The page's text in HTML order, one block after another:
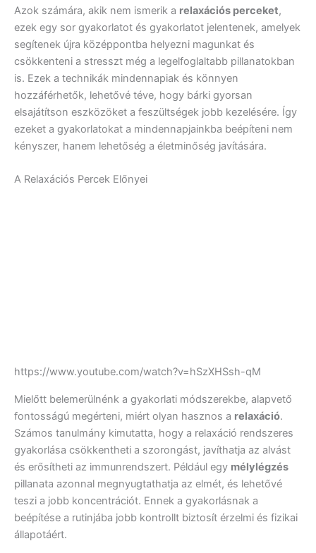
Azok számára, akik nem ismerik a relaxációs perceket,
ezek egy sor gyakorlatot és gyakorlatot jelentenek, amelyek
segítenek újra középpontba helyezni magunkat és
csökkenteni a stresszt még a legelfoglaltabb pillanatokban
is. Ezek a technikák mindennapiak és könnyen
hozzáférhetők, lehetővé téve, hogy bárki gyorsan
elsajátítson eszközöket a feszültségek jobb kezelésére. Így
ezeket a gyakorlatokat a mindennapjainkba beépíteni nem
kényszer, hanem lehetőség a életminőség javítására.
A Relaxációs Percek Előnyei
https://www.youtube.com/watch?v=hSzXHSsh-qM
Mielőtt belemerülnénk a gyakorlati módszerekbe, alapvető
fontosságú megérteni, miért olyan hasznos a relaxáció.
Számos tanulmány kimutatta, hogy a relaxáció rendszeres
gyakorlása csökkentheti a szorongást, javíthatja az alvást
és erősítheti az immunrendszert. Például egy mélylégzés
pillanata azonnal megnyugtathatja az elmét, és lehetővé
teszi a jobb koncentrációt. Ennek a gyakorlásnak a
beépítése a rutinjába jobb kontrollt biztosít érzelmi és fizikai
állapotáért.